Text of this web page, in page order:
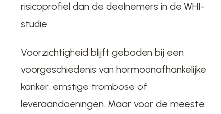
risicoprofiel dan de deelnemers in de WHI-
studie.
Voorzichtigheid blijft geboden bij een
voorgeschiedenis van hormoonafhankelijke
kanker, ernstige trombose of
leveraandoeningen. Maar voor de meeste